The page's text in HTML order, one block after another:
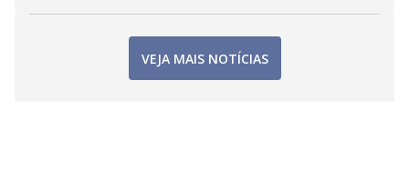
VEJA MAIS NOTÍCIAS